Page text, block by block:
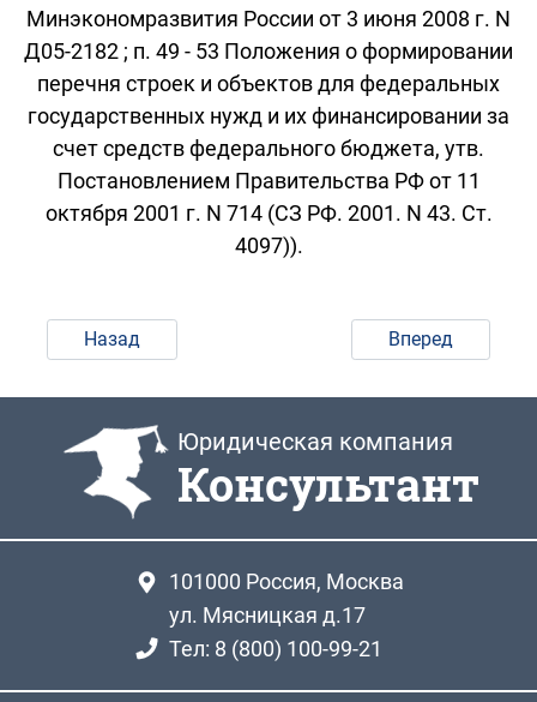
Минэкономразвития России от 3 июня 2008 г. N
Д05-2182 ; п. 49 - 53 Положения о формировании
перечня строек и объектов для федеральных
государственных нужд и их финансировании за
счет средств федерального бюджета, утв.
Постановлением Правительства РФ от 11
октября 2001 г. N 714 (СЗ РФ. 2001. N 43. Ст.
4097)).
Назад Вперед
Юридическая компания
Консультант
101000 Россия, Москва
ул. Мясницкая д.17
Тел: 8 (800) 100-99-21